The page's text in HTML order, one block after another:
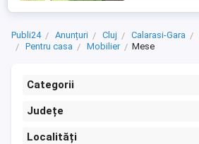
Publi24 Anunțuri Cluj Calarasi-Gara
Pentru casa
Mobilier Mese
Categorii
Județe
Localități